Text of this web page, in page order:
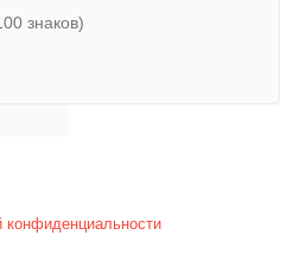
конфиденциальности